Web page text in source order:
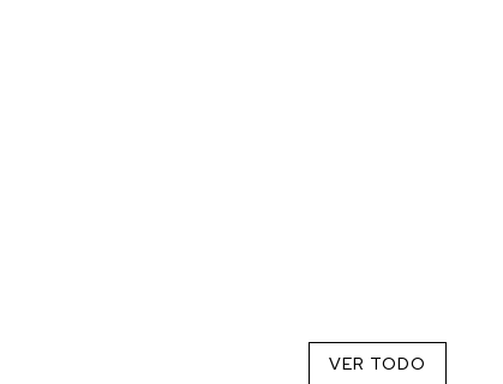
VER TODO